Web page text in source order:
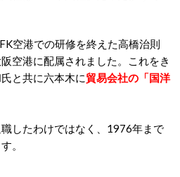
空港での研修を終えた高橋治則
空港に配属されました。これをき
と共に六本木に貿易会社の「国洋
したわけではなく、1976年まで
。